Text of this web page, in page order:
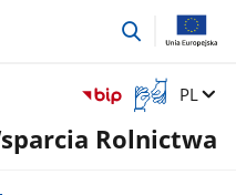
przejdź
Otwórz
okno
z
Zmień
PL
Rolnictwa